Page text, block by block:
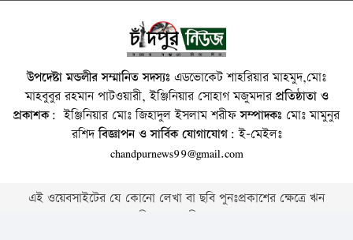
উপদেষ্টা মন্ডলীর সম্মানিত সদস্যঃ এডভোকেট শাহরিয়ার মাহমুদ,মোঃ
মাহবুবুর রহমান পাটওয়ারী, ইঞ্জিনিয়ার সোহাগ মজুমদারপ্রতিষ্ঠাতা ও
প্রকাশক: ইঞ্জিনিয়ার মোঃ জিহাদুল ইসলাম শরীফসম্পাদকঃ মোঃ মামুনুর
রশিদবিজ্ঞাপন ও সার্বিক যোগাযোগ: ই-মেইলঃ
chandpurnews99@gmail.com
এই ওয়েবসাইটের যে কোনো লেখা বা ছবি পুনঃপ্রকাশের ক্ষেত্রে ঋন
স্বীকার বাঞ্চনীয় ।